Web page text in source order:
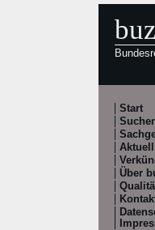
Start
Aktuell
Über